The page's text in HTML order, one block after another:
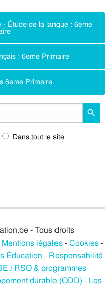
Étude de la langue : 6eme
: 6eme Primaire
6eme Primaire
Dans tout le site
- Tous droits
Mentions légales-Cookies-
Éducation - Responsabilité
/ RSO & programmes
durable (ODD) - Les